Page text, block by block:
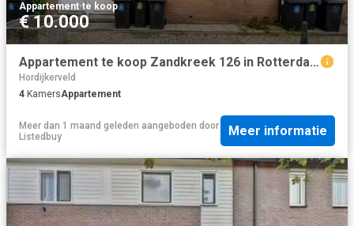
Appartement·te koop
€ 10.000
Appartement te koop Zandkreek 126 in Rotterdam voor € 275.000
Hordijkerveld
4 KamersAppartement
Meer dan 1 maand geleden aangeboden door
Listedbuy
Meer informatie